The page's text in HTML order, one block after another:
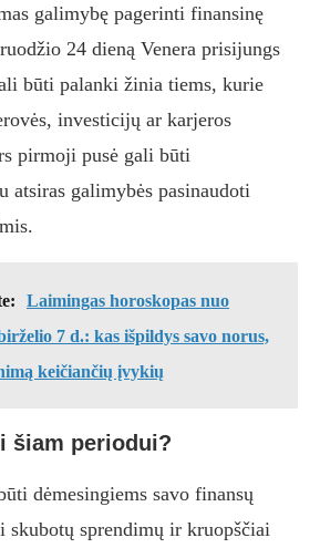
galimybę pagerinti finansinę
24 dieną Venera prisijungs
būti palanki žinia tiems, kurie
investicijų ar karjeros
pirmoji pusė gali būti
atsiras galimybės pasinaudoti
Laimingas horoskopas nuo
7 d.: kas išpildys savo norus,
keičiančių įvykių
šiam periodui?
dėmesingiems savo finansų
sprendimų ir kruopščiai